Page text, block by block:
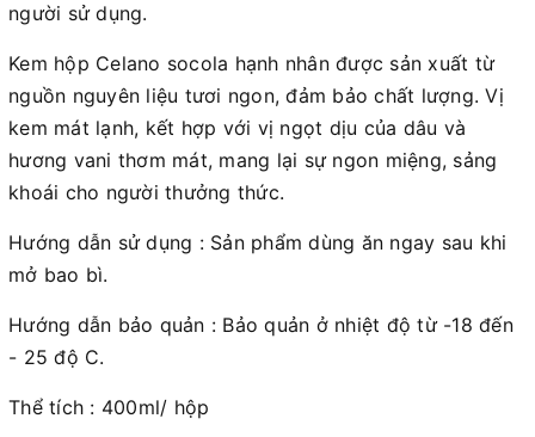
người sử dụng.
Kem hộp Celano socola hạnh nhân được sản xuất từ
nguồn nguyên liệu tươi ngon, đảm bảo chất lượng. Vị
kem mát lạnh, kết hợp với vị ngọt dịu của dâu và
hương vani thơm mát, mang lại sự ngon miệng, sảng
khoái cho người thưởng thức.
Hướng dẫn sử dụng : Sản phẩm dùng ăn ngay sau khi
mở bao bì.
Hướng dẫn bảo quản : Bảo quản ở nhiệt độ từ -18 đến
- 25 độ C.
Thể tích : 400ml/ hộp